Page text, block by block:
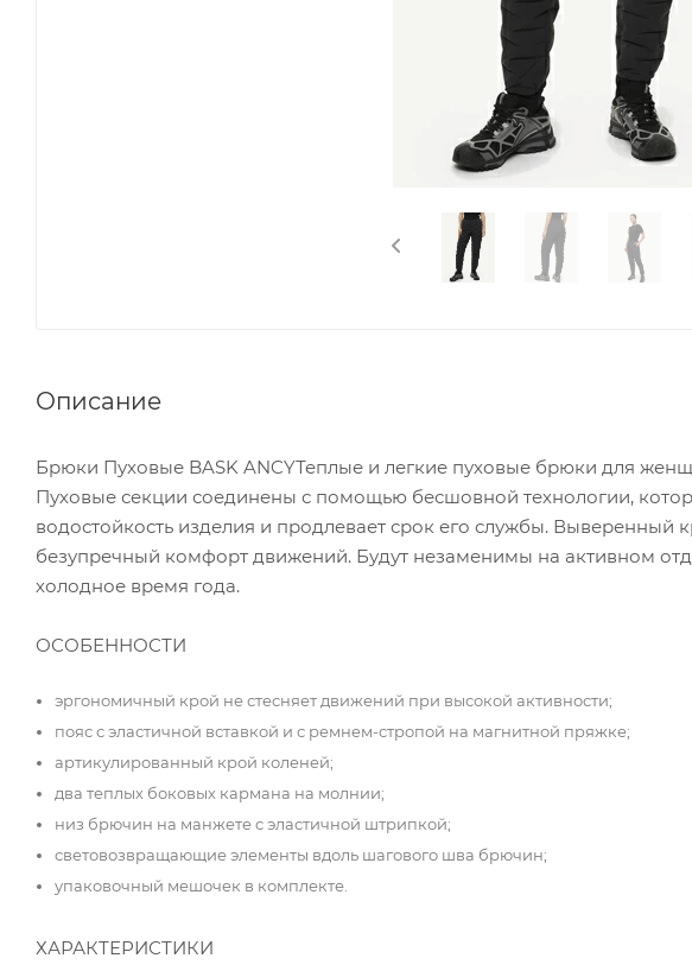
Описание
Брюки Пуховые BASK ANCYТеплые и легкие пуховые брюки для
Пуховые секции соединены с помощью бесшовной технологии,
водостойкость изделия и продлевает срок его службы. Выверенный
безупречный комфорт движений. Будут незаменимы на активном
холодное время года.
ОСОБЕННОСТИ
эргономичный крой не стесняет движений при высокой активности;
пояс с эластичной вставкой и с ремнем-стропой на магнитной пряжке;
артикулированный крой коленей;
два теплых боковых кармана на молнии;
низ брючин на манжете с эластичной штрипкой;
световозвращающие элементы вдоль шагового шва брючин;
упаковочный мешочек в комплекте.
ХАРАКТЕРИСТИКИ